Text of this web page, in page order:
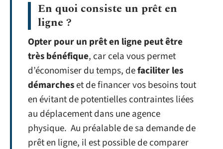
En quoi consiste un prêt en
ligne ?
Opter pour un prêt en ligne peut être
très bénéfique, car cela vous permet
d’économiser du temps, defaciliter les
démarcheset de financer vos besoins tout
en évitant de potentielles contraintes liées
au déplacement dans une agence
physique. Au préalable de sa demande de
prêt en ligne, il est possible de comparer